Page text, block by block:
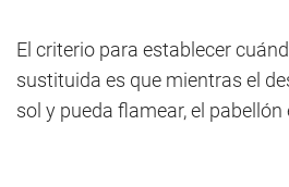
El criterio para establecer
sustituida es que mientras el
sol y pueda flamear, el pabellón